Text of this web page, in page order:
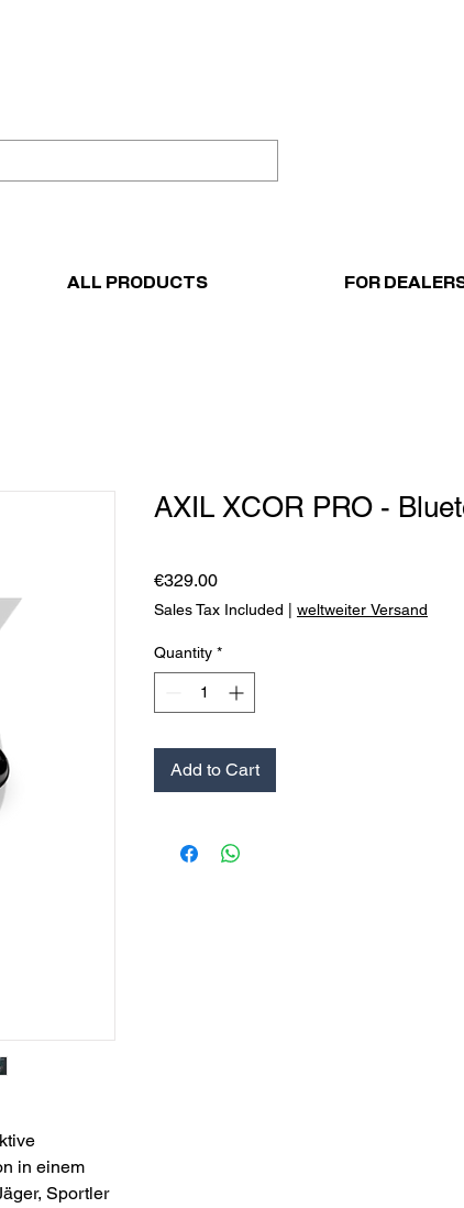
ALL PRODUCTS FOR
in einem
Sportler
AXIL XCOR PRO -
€329.00Price
Sales Tax Included weltweiter Versand
Quantity *
Add to Cart